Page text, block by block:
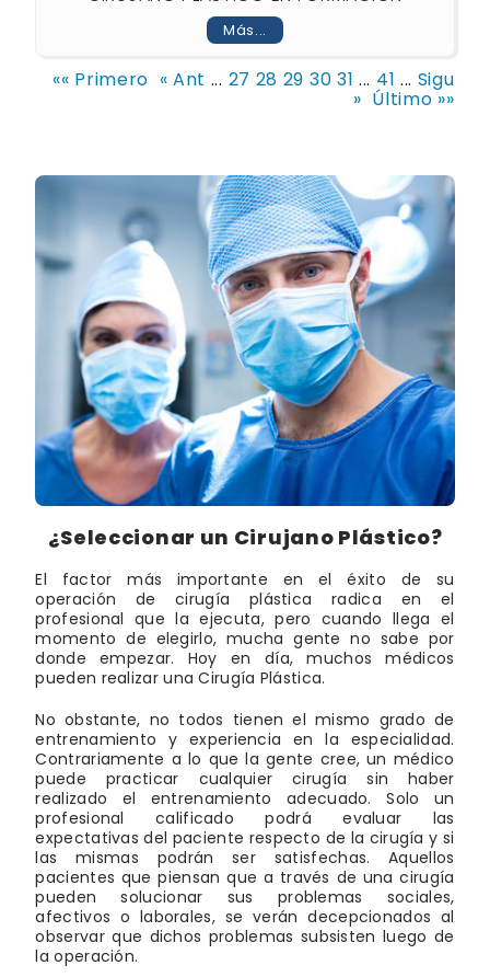
Más...
«« Primero « Ant ... 27 28 29 30 31 ... 41 ... Sigu
» Último »»
¿Seleccionar un Cirujano Plástico?
El factor más importante en el éxito de su
operación de cirugía plástica radica en el
profesional que la ejecuta, pero cuando llega el
momento de elegirlo, mucha gente no sabe por
donde empezar. Hoy en día, muchos médicos
pueden realizar una Cirugía Plástica.
No obstante, no todos tienen el mismo grado de
entrenamiento y experiencia en la especialidad.
Contrariamente a lo que la gente cree, un médico
puede practicar cualquier cirugía sin haber
realizado el entrenamiento adecuado. Solo un
profesional calificado podrá evaluar las
expectativas del paciente respecto de la cirugía y si
las mismas podrán ser satisfechas. Aquellos
pacientes que piensan que a través de una cirugía
pueden solucionar sus problemas sociales,
afectivos o laborales, se verán decepcionados al
observar que dichos problemas subsisten luego de
la operación.